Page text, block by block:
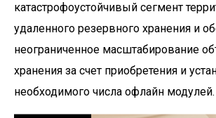
катастрофоустойчивый сегмент
удаленного резервного хранения и
неограниченное масштабирование
хранения за счет приобретения и
необходимого числа офлайн модулей.